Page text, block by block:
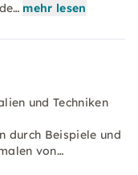
mehr lesen
und Techniken
durch Beispiele und
von…